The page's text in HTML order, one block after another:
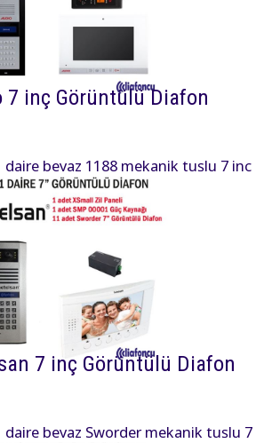
7 inç Görüntülü Diafon
daire beyaz 1188 mekanik tuşlu 7 inç
mekanik butonlu zil paneli ve
diafon paketi 38800₺ dir.
7 inç Görüntülü Diafon
daire beyaz Sworder mekanik tuşlu 7